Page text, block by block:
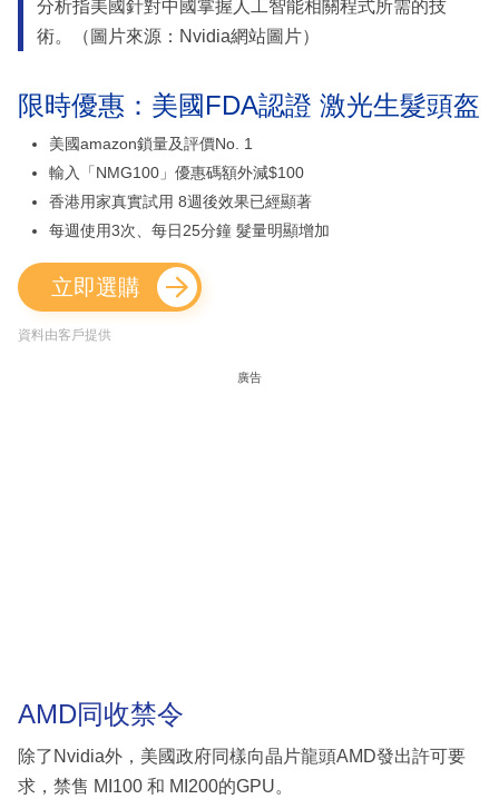
分析指美國針對中國掌握人工智能相關程式所需的技
術。（圖片來源：Nvidia網站圖片）
限時優惠：美國FDA認證 激光生髮頭盔
美國amazon鎖量及評價No. 1
輸入「NMG100」優惠碼額外減$100
香港用家真實試用 8週後效果已經顯著
每週使用3次、每日25分鐘 髮量明顯增加
立即選購
資料由客戶提供
廣告
AMD同收禁令
除了Nvidia外，美國政府同樣向晶片龍頭AMD發出許可要
求，禁售 MI100 和 MI200的GPU。